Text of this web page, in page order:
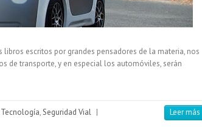
escritos por grandes pensadores de la materia, nos
de transporte, y en especial los automóviles, serán
,Seguridad Vial |
Leer más